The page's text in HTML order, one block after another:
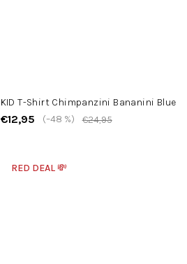
KID T-Shirt Chimpanzini Bananini Blue
€12,95 €24,95
(–48 %)
RED DEAL 💸